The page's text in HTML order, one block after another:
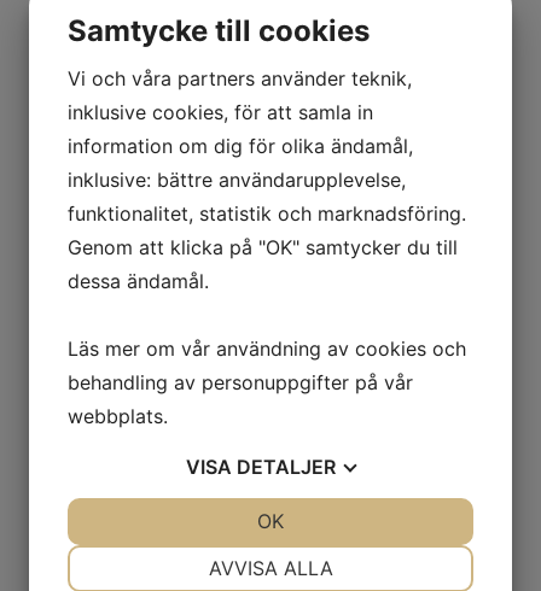
januari 2023
december 2022
oktober 2022
september 2022
augusti 2022
april 2022
december 2021
augusti 2021
maj 2021
Samtycke till cookies
Vi och våra partners använder teknik,
inklusive cookies, för att samla in
information om dig för olika ändamål,
inklusive: bättre användarupplevelse,
funktionalitet, statistik och marknadsföring.
Genom att klicka på "OK" samtycker du till
dessa ändamål.
Läs mer om vår användning av cookies och
behandling av personuppgifter på vår
webbplats.
VISA DETALJER
AVVISA ALLA
OK